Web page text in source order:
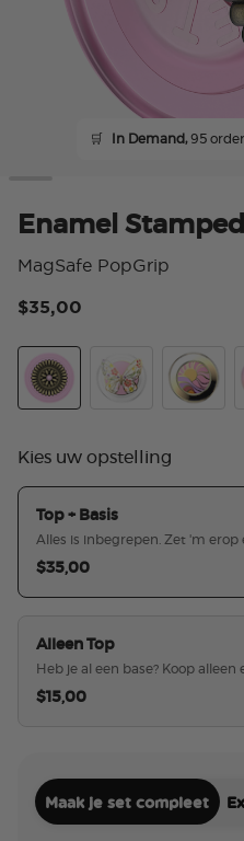
🛒 In Demand,95
Enamel
MagSafe PopGrip
$35,00
Kies uw opstelling
Top + Basis
Alles is inbegrepen. Zet 'm erop
$35,00
Alleen Top
Heb je al een base? Koop alleen
$15,00
Maak je set compleet